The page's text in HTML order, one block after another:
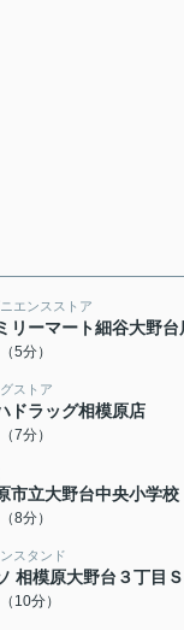
エンスストア
リーマート細谷大野台
5分）
ストア
ドラッグ相模原店
7分）
市立大野台中央小学校
8分）
スタンド
相模原大野台３丁目
10分）